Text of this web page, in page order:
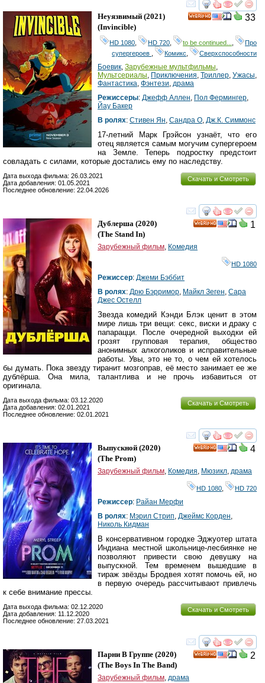
смотреть
33
Неуязвимый (2021)
(Invincible)
HD 1080 HD 720 to be continued...
Про
супергероев
Комикс Сверхспособности
Боевик, Зарубежные мультфильмы,
Мультсериалы, Приключения, Триллер, Ужасы,
Фантастика, Фэнтези, драма
Режиссеры: Джефф Аллен, Пол Фермингер,
Йаy Бакер
В ролях: Стивен Ян, Сандра О, Дж.К. Симмонс
17-летний Марк Грэйсон узнаёт, что его
отец является самым могучим супергероем
на Земле. Теперь подростку предстоит
совладать с силами, которые достались ему по наследству.
Скачать и Смотреть
Дата выхода фильма: 26.03.2021
Дата добавления: 01.05.2021
Последнее обновление: 22.04.2026
смотреть
1
Дублерша (2020)
(The Stand In)
Зарубежный фильм, Комедия
HD 1080
Режиссер: Джеми Бэббит
В ролях: Дрю Бэрримор, Майкл Зеген, Сара
Джес Остелл
Звезда комедий Кэнди Блэк ценит в этом
мире лишь три вещи: секс, виски и драку с
папарацци. После очередной выходки ей
грозят групповая терапия, общество
анонимных алкоголиков и исправительные
работы. Увы, это не то, о чем ей хотелось
бы думать. Пока звезду тиранит мозгоправ, её место занимает ее же
дублёрша. Она мила, талантлива и не прочь избавиться от
оригинала.
Скачать и Смотреть
Дата выхода фильма: 03.12.2020
Дата добавления: 02.01.2021
Последнее обновление: 02.01.2021
смотреть
4
Выпускной (2020)
(The Prom)
Зарубежный фильм, Комедия, Мюзикл, драма
HD 1080 HD 720
Режиссер: Райан Мерфи
В ролях: Мэрил Стрип, Джеймс Корден,
Николь Кидман
В консервативном городке Эджуотер штата
Индиана местной школьнице-лесбиянке не
позволяют привести свою девушку на
выпускной. Тем временем вышедшие в
тираж звёзды Бродвея хотят помочь ей, но
в первую очередь рассчитывают привлечь
к себе внимание прессы.
Скачать и Смотреть
Дата выхода фильма: 02.12.2020
Дата добавления: 11.12.2020
Последнее обновление: 27.03.2021
смотреть
2
Парни В Группе (2020)
(The Boys In The Band)
Зарубежный фильм драма